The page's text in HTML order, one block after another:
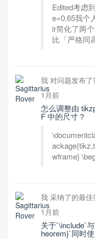
Edited考虑
e=0.65我个
lr简化了两
比「严格同
我 对问题发布了
1月前
怎么调整由
F 中的尺寸？
wframe}
我 采纳了的最佳
1月前
关于`\include`
heorem}`同时